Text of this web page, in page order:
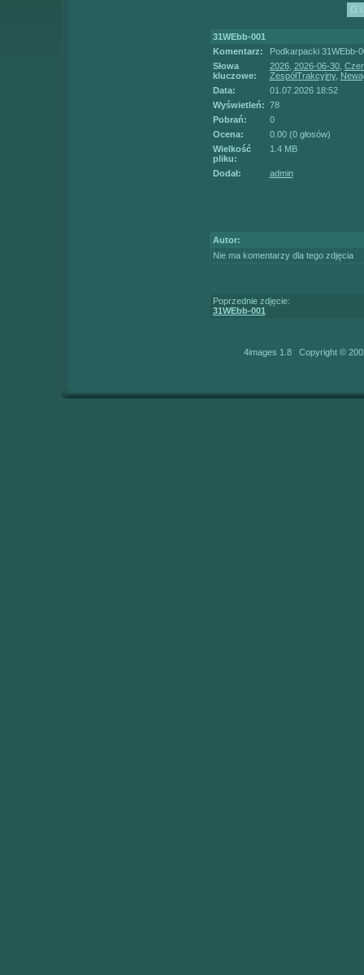
31WEbb-001
Komentarz:
Podkarpacki 31WEbb-
Słowa
kluczowe:
2026, 2026-06-30,
ZespółTrakcyjny,
Data:
01.07.2026 18:52
Wyświetleń: 78
Pobrań:
0
Ocena:
0.00 (0 głosów)
Wielkość
pliku:
1.4 MB
Dodał: admin
Autor:
Nie ma komentarzy dla tego zdjęcia
Poprzednie zdjęcie:
31WEbb-001
4images 1.8 Copyright ©